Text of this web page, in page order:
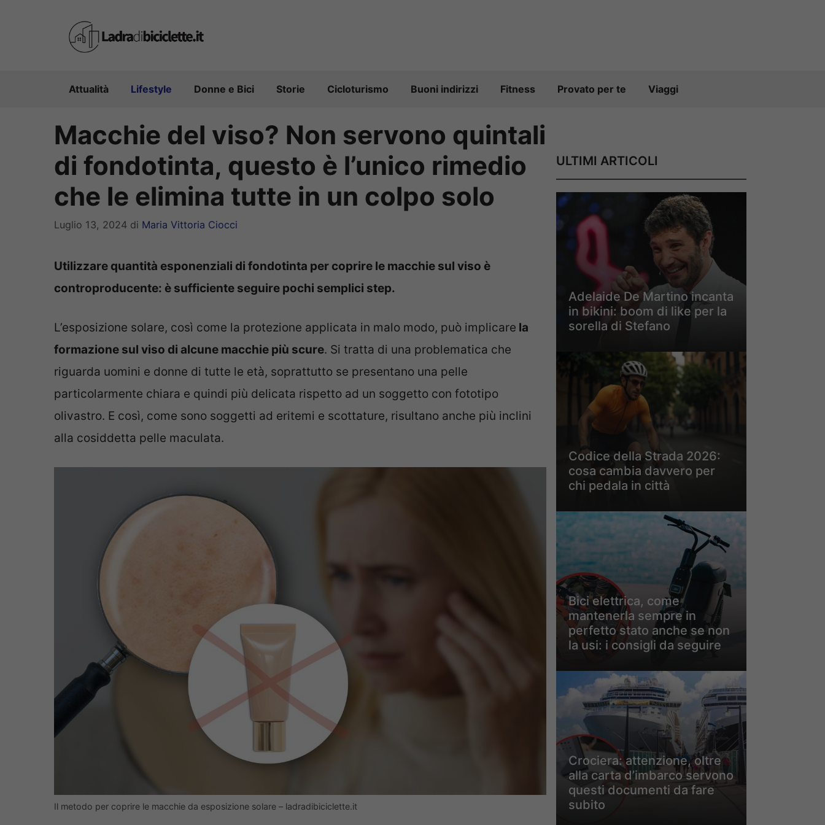
Attualità Lifestyle Donne e Bici Storie Cicloturismo Buoni indirizzi Fitness Provato per te Viaggi
Macchie del viso? Non servono quintali
di fondotinta, questo è l’unico rimedio
che le elimina tutte in un colpo solo
Luglio 13, 2024 di Maria Vittoria Ciocci
Utilizzare quantità esponenziali di fondotinta per coprire le macchie sul viso è
controproducente: è sufficiente seguire pochi semplici step.
L’esposizione solare, così come la protezione applicata in malo modo, può implicare la
formazione sul viso di alcune macchie più scure. Si tratta di una problematica che
riguarda uomini e donne di tutte le età, soprattutto se presentano una pelle
particolarmente chiara e quindi più delicata rispetto ad un soggetto con fototipo
olivastro. E così, come sono soggetti ad eritemi e scottature, risultano anche più inclini
alla cosiddetta pelle maculata.
Il metodo per coprire le macchie da esposizione solare – ladradibiciclette.it
ULTIMI ARTICOLI
Adelaide De Martino incanta
in bikini: boom di like per la
sorella di Stefano
Codice della Strada 2026:
cosa cambia davvero per
chi pedala in città
Bici elettrica, come
mantenerla sempre in
perfetto stato anche se non
la usi: i consigli da seguire
Crociera: attenzione, oltre
alla carta d’imbarco servono
questi documenti da fare
subito